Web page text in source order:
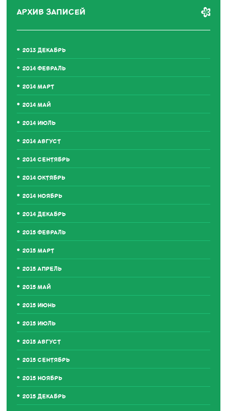
АРХИВ ЗАПИСЕЙ
2013 ДЕКАБРЬ
2014 ФЕВРАЛЬ
2014 МАРТ
2014 МАЙ
2014 ИЮЛЬ
2014 АВГУСТ
2014 СЕНТЯБРЬ
2014 ОКТЯБРЬ
2014 НОЯБРЬ
2014 ДЕКАБРЬ
2015 ФЕВРАЛЬ
2015 МАРТ
2015 АПРЕЛЬ
2015 МАЙ
2015 ИЮНЬ
2015 ИЮЛЬ
2015 АВГУСТ
2015 СЕНТЯБРЬ
2015 НОЯБРЬ
2015 ДЕКАБРЬ